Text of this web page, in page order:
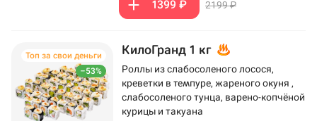
1399 ₽ 2199 ₽
–53%
Топ за свои деньги КилоГранд 1 кг
Роллы из слабосоленого лосося,
креветки в темпуре, жареного окуня ,
слабосоленого тунца, варено-копчёной
курицы и такуана